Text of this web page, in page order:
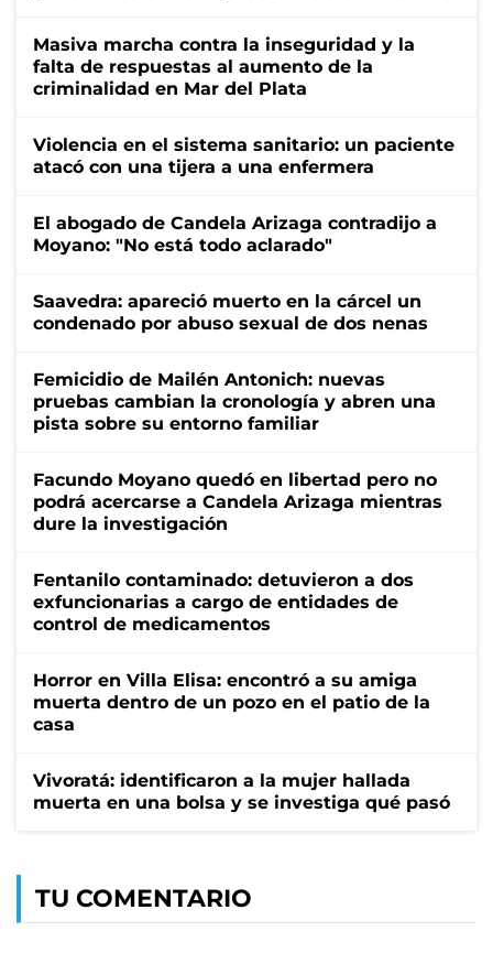
Masiva marcha contra la inseguridad y la
falta de respuestas al aumento de la
criminalidad en Mar del Plata
Violencia en el sistema sanitario: un paciente
atacó con una tijera a una enfermera
El abogado de Candela Arizaga contradijo a
Moyano: "No está todo aclarado"
Saavedra: apareció muerto en la cárcel un
condenado por abuso sexual de dos nenas
Femicidio de Mailén Antonich: nuevas
pruebas cambian la cronología y abren una
pista sobre su entorno familiar
Facundo Moyano quedó en libertad pero no
podrá acercarse a Candela Arizaga mientras
dure la investigación
Fentanilo contaminado: detuvieron a dos
exfuncionarias a cargo de entidades de
control de medicamentos
Horror en Villa Elisa: encontró a su amiga
muerta dentro de un pozo en el patio de la
casa
Vivoratá: identificaron a la mujer hallada
muerta en una bolsa y se investiga qué pasó
TU COMENTARIO